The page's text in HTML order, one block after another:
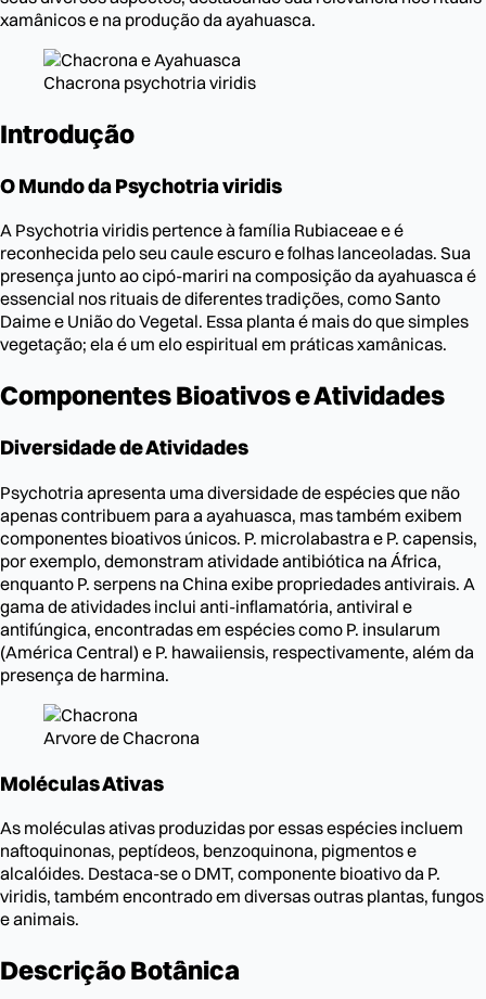
xamânicos e na produção da ayahuasca.
Chacrona psychotria viridis
Introdução
O Mundo da Psychotria viridis
A Psychotria viridis pertence à família Rubiaceae e é
reconhecida pelo seu caule escuro e folhas lanceoladas. Sua
presença junto ao cipó-mariri na composição da ayahuasca é
essencial nos rituais de diferentes tradições, como Santo
Daime e União do Vegetal. Essa planta é mais do que simples
vegetação; ela é um elo espiritual em práticas xamânicas.
Componentes Bioativos e Atividades
Diversidade de Atividades
Psychotria apresenta uma diversidade de espécies que não
apenas contribuem para a ayahuasca, mas também exibem
componentes bioativos únicos. P. microlabastra e P. capensis,
por exemplo, demonstram atividade antibiótica na África,
enquanto P. serpens na China exibe propriedades antivirais. A
gama de atividades inclui anti-inflamatória, antiviral e
antifúngica, encontradas em espécies como P. insularum
(América Central) e P. hawaiiensis, respectivamente, além da
presença de harmina.
Arvore de Chacrona
Moléculas Ativas
As moléculas ativas produzidas por essas espécies incluem
naftoquinonas, peptídeos, benzoquinona, pigmentos e
alcalóides. Destaca-se o DMT, componente bioativo da P.
viridis, também encontrado em diversas outras plantas, fungos
e animais.
Descrição Botânica